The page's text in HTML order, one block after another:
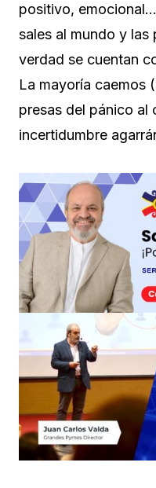
positivo,
sales al mundo y las
verdad se cuentan
La mayoría caemos
presas del pánico al
incertidumbre